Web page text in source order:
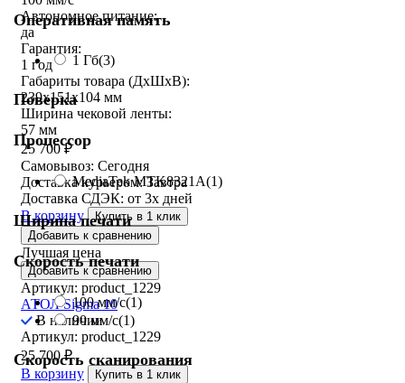
Оперативная память
1 Гб(3)
Поверка
Процессор
MediaTek MTK8321A(1)
Ширина печати
Скорость печати
100 мм/с(1)
90 мм/с(1)
Скорость сканирования
Автономное питание:
да
Гарантия:
1 год
Габариты товара (ДxШxВ):
239х151х104 мм
Ширина чековой ленты:
57 мм
25 700₽
Самовывоз: Сегодня
Доставка курьером:Завтра
Доставка СДЭК: от 3х дней
В корзину
Купить в 1 клик
Добавить к сравнению
Лучшая цена
Добавить к сравнению
Артикул: product_1229
АТОЛ Sigma 10
В наличии
Артикул: product_1229
25 700₽
В корзину
Купить в 1 клик